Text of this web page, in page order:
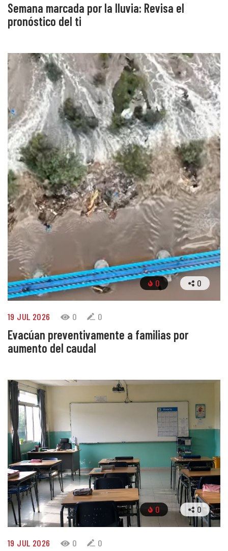
Semana marcada por la lluvia: Revisa el
pronóstico del ti
0 0
19 JUL 2026 0 0
Evacúan preventivamente a familias por
aumento del caudal
0 0
19 JUL 2026 0 0